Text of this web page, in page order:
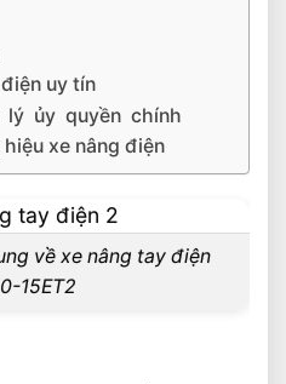
uy tín
lý ủy quyền chính
xe nâng điện
về xe nâng tay điện
15ET2